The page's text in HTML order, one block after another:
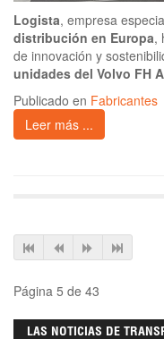
Logista, empresa
distribución en Europa,
de innovación y
unidades del Volvo FH
Publicado en Fabricantes
Leer más ...
Página 5 de 43
LAS NOTICIAS DE